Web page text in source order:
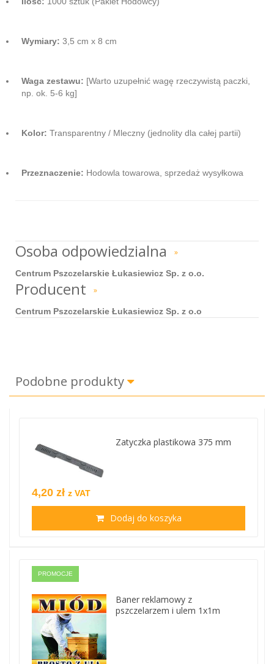
Wymiary: 3,5 cm x 8 cm
Waga zestawu: [Warto uzupełnić wagę rzeczywistą paczki,
np. ok. 5-6 kg]
Kolor: Transparentny / Mleczny (jednolity dla całej partii)
Przeznaczenie: Hodowla towarowa, sprzedaż wysyłkowa
Osoba odpowiedzialna »
Centrum Pszczelarskie Łukasiewicz Sp. z o.o.
Producent »
Centrum Pszczelarskie Łukasiewicz Sp. z o.o
Podobne produkty
Zatyczka plastikowa 375 mm
4,20 zł z VAT
Dodaj do koszyka
PROMOCJE
Baner reklamowy z
pszczelarzem i ulem 1x1m